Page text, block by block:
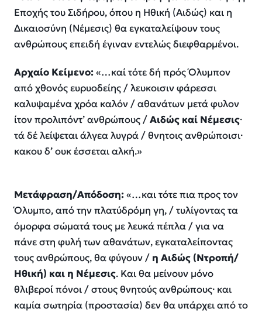
Εποχής του Σιδήρου, όπου η Ηθική (Αιδώς) και η
Δικαιοσύνη (Νέμεσις) θα εγκαταλείψουν τους
ανθρώπους επειδή έγιναν εντελώς διεφθαρμένοι.
Αρχαίο Κείμενο:«…καί τότε δή πρός Όλυμπον
από χθονός ευρυοδείης / λευκοισιν φάρεσσι
καλυψαμένα χρόα καλόν / αθανάτων μετά φυλον
ίτον προλιπόντ’ ανθρώπους /Αιδώς καί Νέμεσις·
τά δέ λείψεται άλγεα λυγρά / θνητοις ανθρώποισι·
κακου δ’ ουκ έσσεται αλκή.»
Μετάφραση/Απόδοση:«…και τότε πια προς τον
Όλυμπο, από την πλατύδρόμη γη, / τυλίγοντας τα
όμορφα σώματά τους με λευκά πέπλα / για να
πάνε στη φυλή των αθανάτων, εγκαταλείποντας
τους ανθρώπους, θα φύγουν / η Αιδώς (Ντροπή/
Ηθική) και η Νέμεσις. Και θα μείνουν μόνο
θλιβεροί πόνοι / στους θνητούς ανθρώπους· και
καμία σωτηρία (προστασία) δεν θα υπάρχει από το